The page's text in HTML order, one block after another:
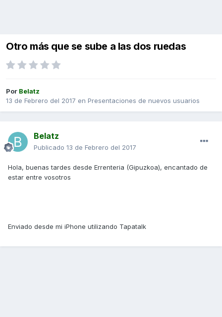
Otro más que se sube a las dos ruedas
Por Belatz
13 de Febrero del 2017 en Presentaciones de nuevos usuarios
Belatz
Publicado 13 de Febrero del 2017
Hola, buenas tardes desde Errenteria (Gipuzkoa), encantado de
estar entre vosotros
Enviado desde mi iPhone utilizando Tapatalk